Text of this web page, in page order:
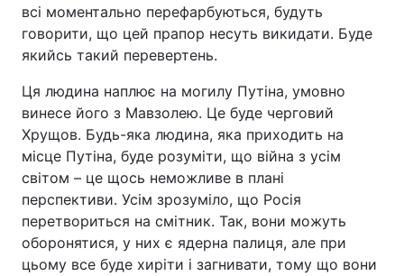
всі моментально перефарбуються, будуть
говорити, що цей прапор несуть викидати. Буде
якийсь такий перевертень.
Ця людина наплює на могилу Путіна, умовно
винесе його з Мавзолею. Це буде черговий
Хрущов. Будь-яка людина, яка приходить на
місце Путіна, буде розуміти, що війна з усім
світом – це щось неможливе в плані
перспективи. Усім зрозуміло, що Росія
перетвориться на смітник. Так, вони можуть
оборонятися, у них є ядерна палиця, але при
цьому все буде хиріти і загнивати, тому що вони